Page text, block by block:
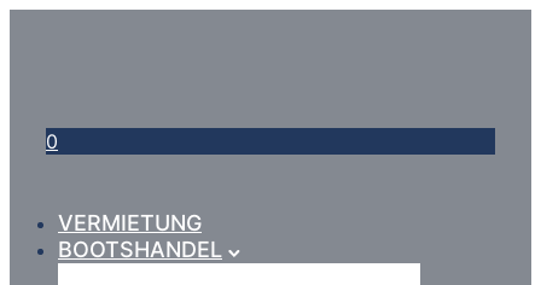
0
VERMIETUNG
BOOTSHANDEL